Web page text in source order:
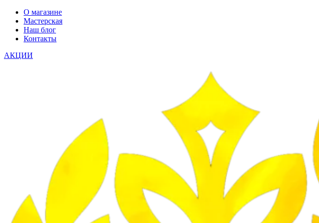
О магазине
Мастерская
Наш блог
Контакты
АКЦИИ